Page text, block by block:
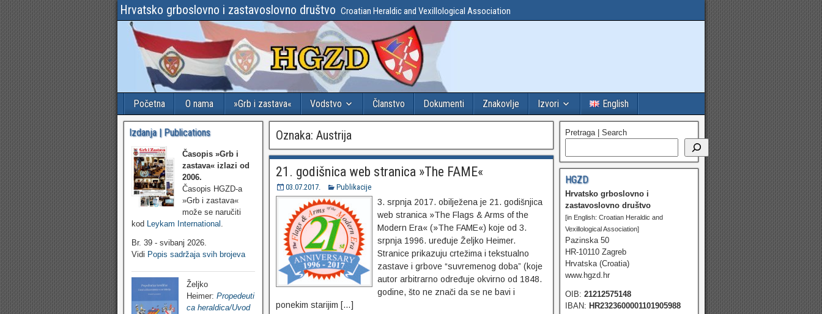
Hrvatsko grboslovno i zastavoslovno društvo Croatian Heraldic and Vexillological Association
Početna O nama »Grb i zastava« Vodstvo Članstvo Dokumenti Znakovlje Izvori English
Oznaka: Austrija
21. godišnica web stranica »The FAME«
03.07.2017. Publikacije
3. srpnja 2017. obilježena je 21. godišnjica
web stranica »The Flags & Arms of the
Modern Era« (»The FAME«) koje od 3.
srpnja 1996. uređuje Željko Heimer.
Stranice prikazuju crtežima i tekstualno
zastave i grbove “suvremenog doba” (koje
autor arbitrarno određuje okvirno od 1848.
godine, što ne znači da se ne bavi i
ponekim starijim […]
Izdanja | Publications
Časopis »Grb i
zastava« izlazi od
2006.
Časopis HGZD-a
»Grb i zastava«
može se naručiti
kod Leykam International
Br. 39 - svibanj 2026.
Vidi Popis sadržaja svih brojeva
Željko
Heimer: Propedeuti
ca heraldica/Uvod
Pretraga | Search
HGZD
Hrvatsko grboslovno i
zastavoslovno društvo
[in English: Croatian Heraldic and
Vexillological Association]
Pazinska 50
HR-10110 Zagreb
Hrvatska (Croatia)
www.hgzd.hr
OIB: 21212575148
IBAN: HR2323600001101905988